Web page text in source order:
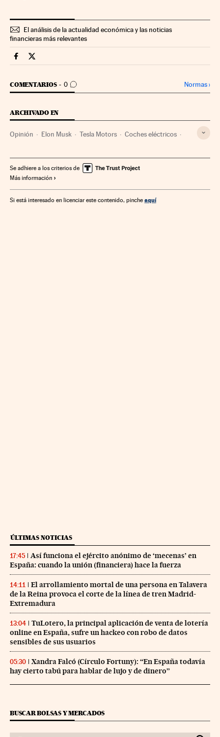
El análisis de la actualidad económica y las noticias
financieras más relevantes
Companias Cinco Días en Facebook
Companias Cinco Días en Twitter
COMENTARIOS 0
IR A LOS COMENTARIOS Normas›
ARCHIVADO EN
Opinión Elon Musk Tesla Motors Coches eléctricos
Automoción Mercados financieros Empresas
Se adhiere a los criterios de
Más información
Si está interesado en licenciar este contenido, pinche aquí
ÚLTIMAS NOTICIAS
17:45
Así funciona el ejército anónimo de ‘mecenas’ en
España: cuando la unión (financiera) hace la fuerza
14:11
El arrollamiento mortal de una persona en Talavera
de la Reina provoca el corte de la línea de tren Madrid-
Extremadura
13:04
TuLotero, la principal aplicación de venta de lotería
online en España, sufre un hackeo con robo de datos
sensibles de sus usuarios
05:30
Xandra Falcó (Círculo Fortuny): “En España todavía
hay cierto tabú para hablar de lujo y de dinero”
BUSCAR BOLSAS Y MERCADOS